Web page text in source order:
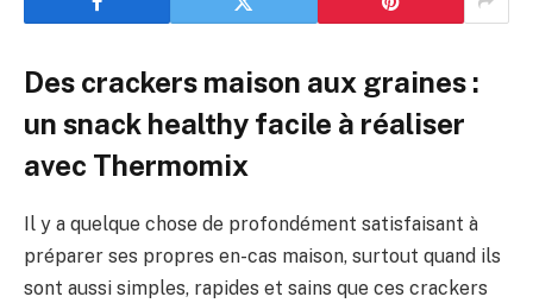
Des crackers maison aux graines :
un snack healthy facile à réaliser
avec Thermomix
Il y a quelque chose de profondément satisfaisant à
préparer ses propres en-cas maison, surtout quand ils
sont aussi simples, rapides et sains que ces crackers